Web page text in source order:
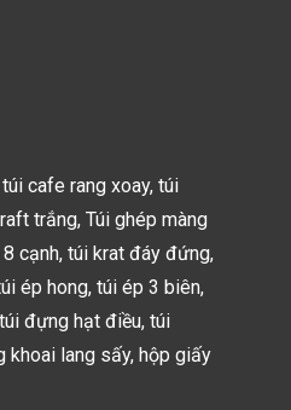
cafe rang xoay, túi
trắng, Túi ghép màng
cạnh, túi krat đáy đứng,
ép hong, túi ép 3 biên,
đựng hạt điều, túi
lang sấy, hộp giấy